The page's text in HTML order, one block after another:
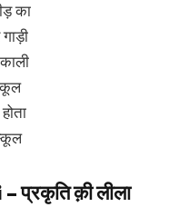
का
कूल
क़ी लीला